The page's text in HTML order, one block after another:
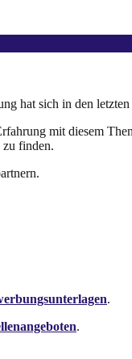
hat sich in den
mit diesem
finden.
.
.